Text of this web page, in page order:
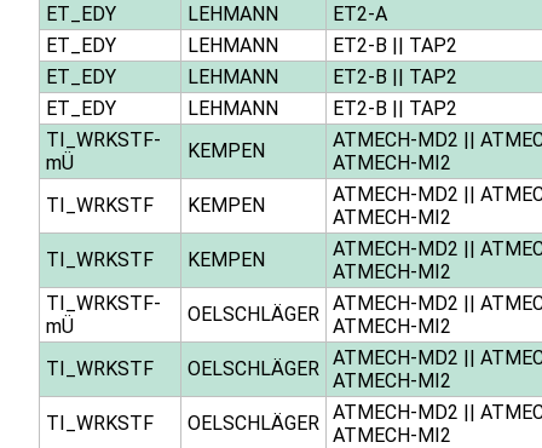
ET_EDY
LEHMANN
ET2-A
ET_EDY
LEHMANN ET2-B || TAP2
ET_EDY
LEHMANN ET2-B || TAP2
ET_EDY
LEHMANN ET2-B || TAP2
TI_WRKSTF-
mÜ
KEMPEN ATMECH-MD2 ||
ATMECH-MI2
TI_WRKSTF
KEMPEN ATMECH-MD2 ||
ATMECH-MI2
TI_WRKSTF
KEMPEN ATMECH-MD2 ||
ATMECH-MI2
TI_WRKSTF-
mÜ
OELSCHLÄGER ATMECH-MD2 ||
ATMECH-MI2
TI_WRKSTF
OELSCHLÄGER ATMECH-MD2 ||
ATMECH-MI2
TI_WRKSTF
OELSCHLÄGER ATMECH-MD2 ||
ATMECH-MI2